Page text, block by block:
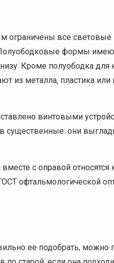
ограничены все
формы
Кроме полуободка для
из металла, пластика или
винтовыми
существенные: они
с оправой относятся
офтальмологической
ее подобрать, можно